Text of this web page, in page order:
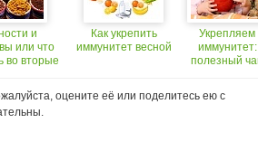
и
или что
во вторые
Как укрепить
иммунитет весной
Укрепляем
иммунитет:
полезный
оцените её или поделитесь ею с